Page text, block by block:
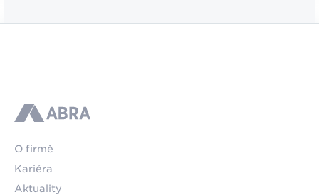
ABRA
O firmě
Kariéra
Aktuality